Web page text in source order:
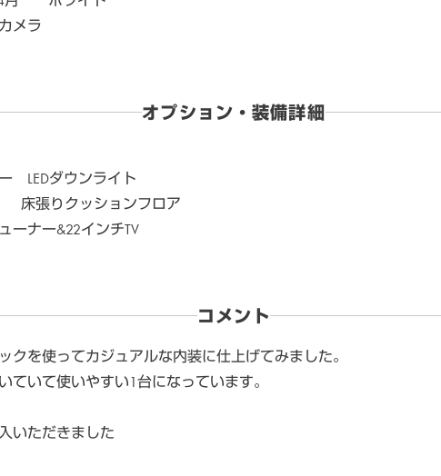
メラ
オプション・装備詳細
LEDダウンライト
床張りクッションフロア
ナー&22インチTV
コメント
クを使ってカジュアルな内装に仕上げてみました。
ていて使いやすい1台になっています。
いただきました